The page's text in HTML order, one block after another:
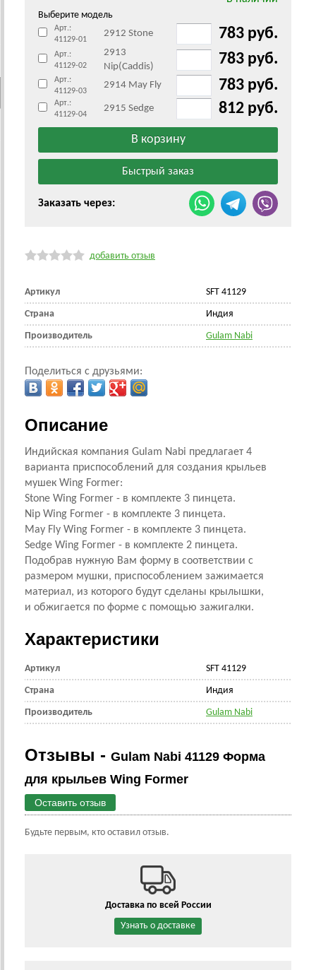
Выберите модель
Арт.:
41129-01
2912 Stone 783 руб.
Арт.:
41129-02
2913
Nip(Caddis)
783 руб.
Арт.:
41129-03
2914 May Fly 783 руб.
Арт.:
41129-04
2915 Sedge 812 руб.
Заказать через:
добавить отзыв
Артикул SFT 41129
Страна Индия
Производитель Gulam Nabi
Поделиться с друзьями:
Описание
Индийская компания Gulam Nabi предлагает 4
варианта приспособлений для создания крыльев
мушек Wing Former:
Stone Wing Former - в комплекте 3 пинцета.
Nip Wing Former - в комплекте 3 пинцета.
May Fly Wing Former - в комплекте 3 пинцета.
Sedge Wing Former - в комплекте 2 пинцета.
Подобрав нужную Вам форму в соответствии с
размером мушки, приспособлением зажимается
материал, из которого будут сделаны крылышки,
и обжигается по форме с помощью зажигалки.
Характеристики
Артикул SFT 41129
Страна Индия
Производитель Gulam Nabi
Отзывы - Gulam Nabi 41129 Форма
для крыльев Wing Former
Оставить отзыв
Будьте первым, кто оставил отзыв.
Доставка по всей России
Узнать о доставке